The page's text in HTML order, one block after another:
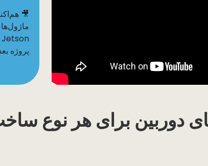
🎥
پروژه
دوربین برای هر نوع